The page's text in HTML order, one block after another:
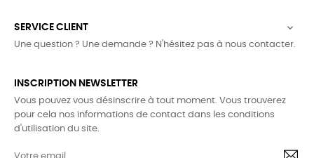
SERVICE CLIENT 
Une question ? Une demande ? N'hésitez pas à nous contacter.
INSCRIPTION NEWSLETTER
Vous pouvez vous désinscrire à tout moment. Vous trouverez
pour cela nos informations de contact dans les conditions
d'utilisation du site.